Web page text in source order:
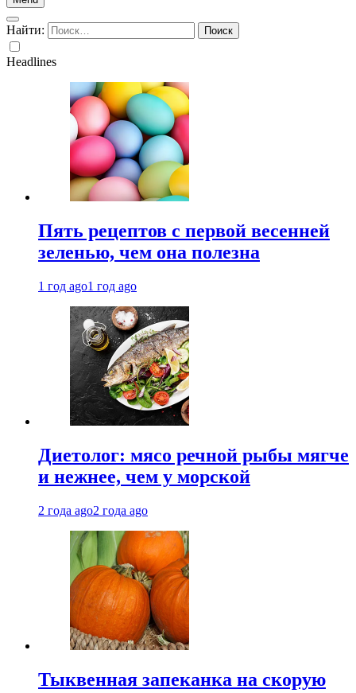
Найти:
Headlines
Пять рецептов с первой весенней
зеленью, чем она полезна
1 год ago1 год ago
Диетолог: мясо речной рыбы мягче
и нежнее, чем у морской
2 года ago2 года ago
Тыквенная запеканка на скорую